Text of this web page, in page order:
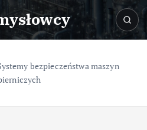
bezpieczeństwa maszyn